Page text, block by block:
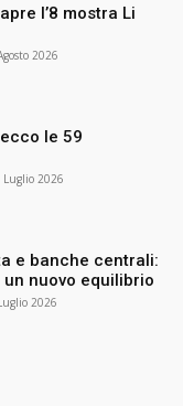
l’8 mostra Li
2026
le 59
Luglio 2026
e banche centrali:
nuovo equilibrio
2026